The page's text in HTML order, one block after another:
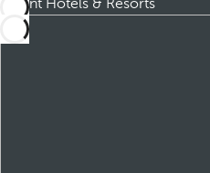
Dorint Hotels & Resorts